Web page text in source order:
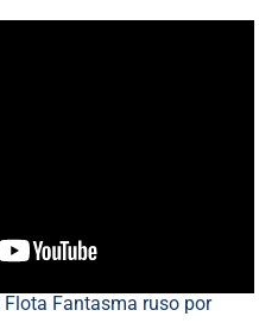
Flota Fantasma ruso por